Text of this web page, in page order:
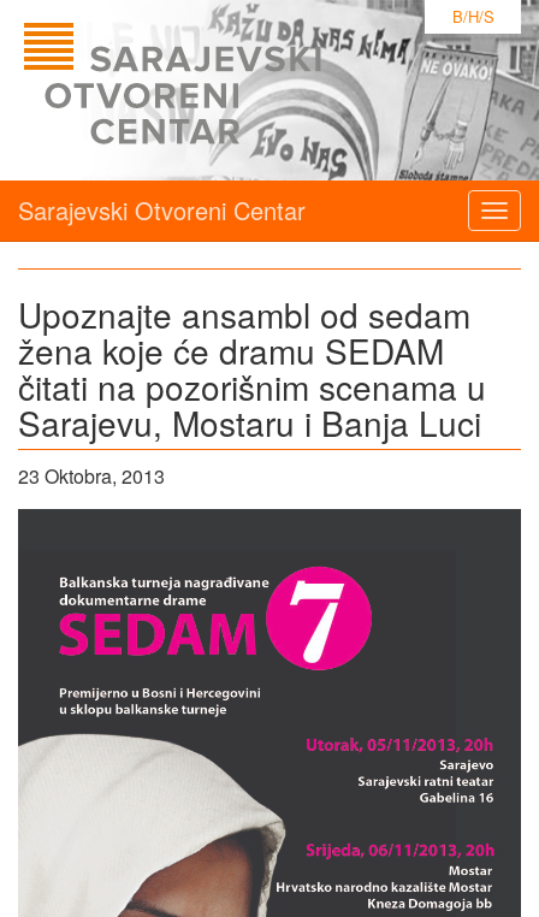
B/H/S
Sarajevski Otvoreni Centar
Upoznajte ansambl od sedam
žena koje će dramu SEDAM
čitati na pozorišnim scenama u
Sarajevu, Mostaru i Banja Luci
23 Oktobra, 2013